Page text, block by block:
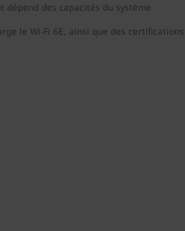
dépend des capacités du système
le Wi-Fi 6E, ainsi que des certifications